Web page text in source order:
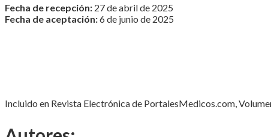
Fecha de recepción: 27 de abril de 2025
Fecha de aceptación:6 de junio de 2025
Incluido en Revista Electrónica de PortalesMedicos.com,